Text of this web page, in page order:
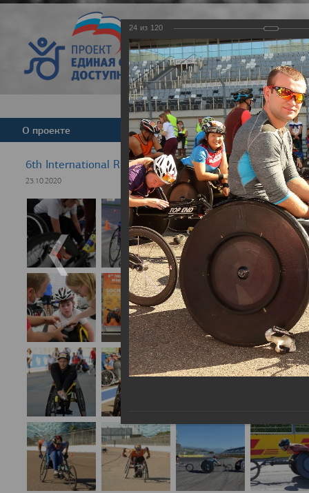
Версия для
О проекте Команда Новости
6th International Rezept-Sport Wheelchair Half
23.10.2020
24 из 120